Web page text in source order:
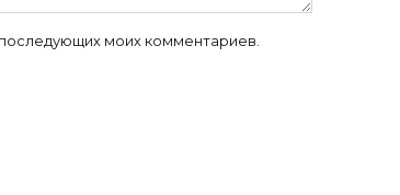
моих комментариев.